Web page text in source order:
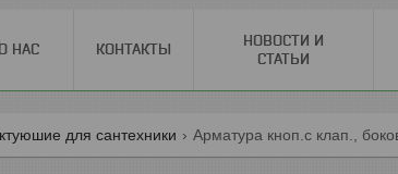
О НАС КОНТАКТЫ
НОВОСТИ И
СТАТЬИ
для сантехники Арматура кноп.с клап.,